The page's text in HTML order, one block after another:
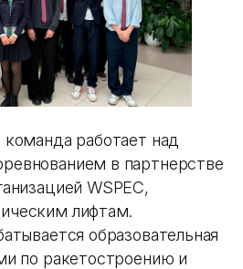
работает над
в партнерстве
WSPEC,
лифтам.
образовательная
по ракетостроению и